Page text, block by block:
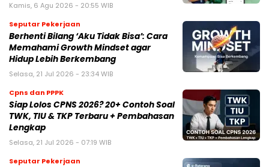
Kamis, 6 Agu 2026 - 20:55 WIB
Seputar Pekerjaan
Berhenti Bilang ‘Aku Tidak Bisa’: Cara
Memahami Growth Mindset agar
Hidup Lebih Berkembang
Selasa, 21 Jul 2026 - 23:34 WIB
Cpns dan PPPK
Siap Lolos CPNS 2026? 20+ Contoh Soal
TWK, TIU & TKP Terbaru + Pembahasan
Lengkap
Selasa, 21 Jul 2026 - 07:19 WIB
Seputar Pekerjaan